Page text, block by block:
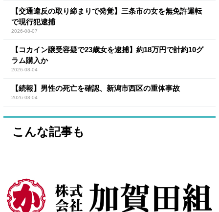
【交通違反の取り締まりで発覚】三条市の女を無免許運転
で現行犯逮捕
2026-08-07
【コカイン譲受容疑で23歳女を逮捕】約18万円で計約10グ
ラム購入か
2026-08-04
【続報】男性の死亡を確認、新潟市西区の重体事故
2026-08-04
こんな記事も